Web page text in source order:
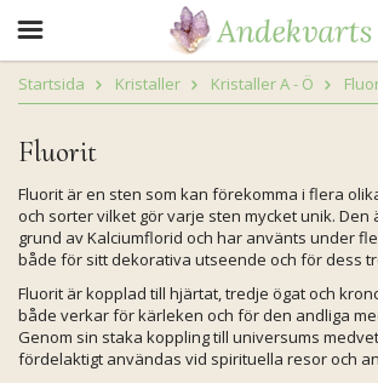
Startsida Kristaller Kristaller A - Ö
Fluorit
Fluorit är en sten som kan förekomma i flera
och sorter vilket gör varje sten mycket unik. Den
grund av Kalciumflorid och har använts under
både för sitt dekorativa utseende och för dess
Fluorit är kopplad till hjärtat, tredje ögat och
både verkar för kärleken och för den andliga
Genom sin staka koppling till universums
fördelaktigt användas vid spirituella resor och